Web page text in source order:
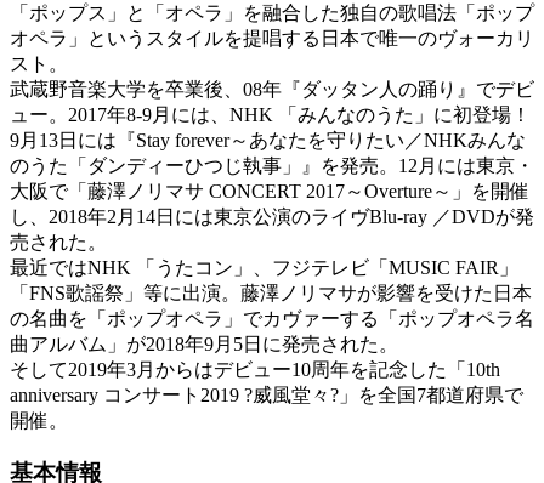
「ポップス」と「オペラ」を融合した独自の歌唱法「ポップ
オペラ」というスタイルを提唱する日本で唯一のヴォーカリ
スト。
武蔵野音楽大学を卒業後、08年『ダッタン人の踊り』でデビ
ュー。2017年8-9月には、NHK 「みんなのうた」に初登場！
9月13日には『Stay forever～あなたを守りたい／NHKみんな
のうた「ダンディーひつじ執事」』を発売。12月には東京・
大阪で「藤澤ノリマサ CONCERT 2017～Overture～」を開催
し、2018年2月14日には東京公演のライヴBlu-ray ／DVDが発
売された。
最近ではNHK 「うたコン」、フジテレビ「MUSIC FAIR」
「FNS歌謡祭」等に出演。藤澤ノリマサが影響を受けた日本
の名曲を「ポップオペラ」でカヴァーする「ポップオペラ名
曲アルバム」が2018年9月5日に発売された。
そして2019年3月からはデビュー10周年を記念した「10th
anniversary コンサート2019 ?威風堂々?」を全国7都道府県で
開催。
基本情報